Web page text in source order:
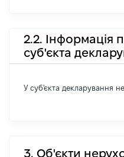
2.2. Інформація
суб'єкта
У суб'єкта декларування
3. Об'єкти